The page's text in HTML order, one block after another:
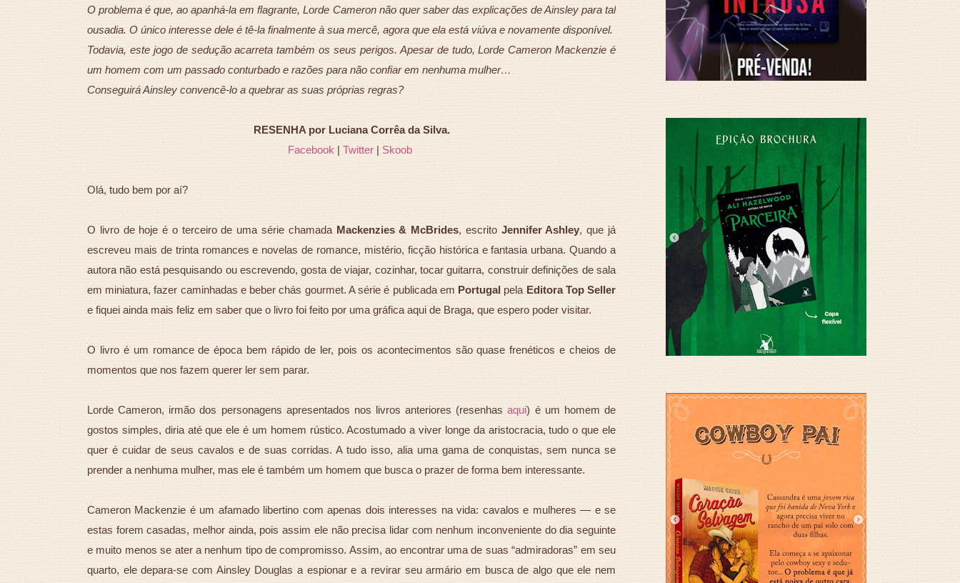
O problema é que, ao apanhá-la em flagrante, Lorde Cameron não quer saber das explicações de Ainsley para tal
ousadia. O único interesse dele é tê-la finalmente à sua mercê, agora que ela está viúva e novamente disponível.
Todavia, este jogo de sedução acarreta também os seus perigos. Apesar de tudo, Lorde Cameron Mackenzie é
um homem com um passado conturbado e razões para não confiar em nenhuma mulher…
Conseguirá Ainsley convencê-lo a quebrar as suas próprias regras?
RESENHA por Luciana Corrêa da Silva.
Facebook
Twitter Skoob
Olá, tudo bem por aí?
O livro de hoje é o terceiro de uma série chamadaMackenzies & McBrides, escrito Jennifer Ashley, que já
escreveu mais de trinta romances e novelas de romance, mistério, ficção histórica e fantasia urbana. Quando a
autora não está pesquisando ou escrevendo, gosta de viajar, cozinhar, tocar guitarra, construir definições de sala
em miniatura, fazer caminhadas e beber chás gourmet. A série é publicada em Portugal pela Editora Top Seller
e fiquei ainda mais feliz em saber que o livro foi feito por uma gráfica aqui de Braga, que espero poder visitar.
O livro é um romance de época bem rápido de ler, pois os acontecimentos são quase frenéticos e cheios de
momentos que nos fazem querer ler sem parar.
Lorde Cameron, irmão dos personagens apresentados nos livros anteriores (resenhasaqui) é um homem de
gostos simples, diria até que ele é um homem rústico. Acostumado a viver longe da aristocracia, tudo o que ele
quer é cuidar de seus cavalos e de suas corridas. A tudo isso, alia uma gama de conquistas, sem nunca se
prender a nenhuma mulher, mas ele é também um homem que busca o prazer de forma bem interessante.
Cameron Mackenzie é um afamado libertino com apenas dois interesses na vida: cavalos e mulheres — e se
estas forem casadas, melhor ainda, pois assim ele não precisa lidar com nenhum inconveniente do dia seguinte
e muito menos se ater a nenhum tipo de compromisso. Assim, ao encontrar uma de suas “admiradoras” em seu
quarto, ele depara-se com Ainsley Douglas a espionar e a revirar seu armário em busca de algo que ele nem